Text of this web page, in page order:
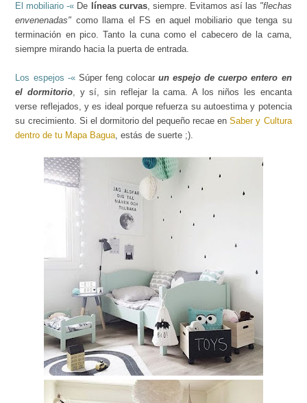
El mobiliario -« De líneas curvas, siempre. Evitamos así las "flechas
envenenadas" como llama el FS en aquel mobiliario que tenga su
terminación en pico. Tanto la cuna como el cabecero de la cama,
siempre mirando hacia la puerta de entrada.
Los espejos -«Súper feng colocarun espejo de cuerpo entero en
el dormitorio, y sí, sin reflejar la cama. A los niños les encanta
verse reflejados, y es ideal porque refuerza su autoestima y potencia
su crecimiento. Si el dormitorio del pequeño recae enSaber y Cultura
dentro de tu Mapa Bagua, estás de suerte ;).